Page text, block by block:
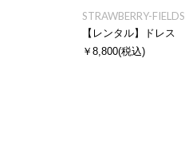
STRAWBERRY-FIELDS
【レンタル】ドレス
￥8,800(税込)